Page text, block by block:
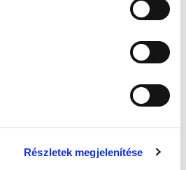
Részletek megjelenítése